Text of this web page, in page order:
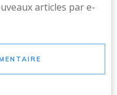
articles par e-